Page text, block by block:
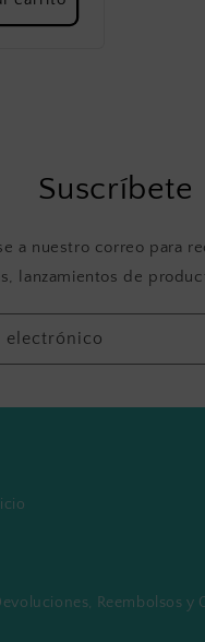
Suscríbete
a nuestro correo para
lanzamientos de
electrónico
Reembolsos y